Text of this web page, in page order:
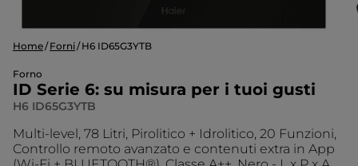
Home Forni H6 ID65G3YTB
Forno
ID Serie 6: su misura per i tuoi gusti
H6 ID65G3YTB
Multi-level, 78 Litri, Pirolitico + Idrolitico, 20 Funzioni,
Controllo remoto avanzato e contenuti extra in App